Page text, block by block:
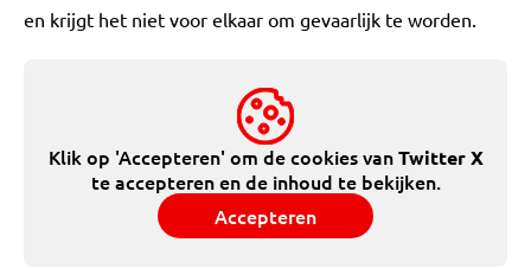
en krijgt het niet voor elkaar om gevaarlijk te worden.
Klik op 'Accepteren' om de cookies vanTwitter X
te accepteren en de inhoud te bekijken.
Accepteren